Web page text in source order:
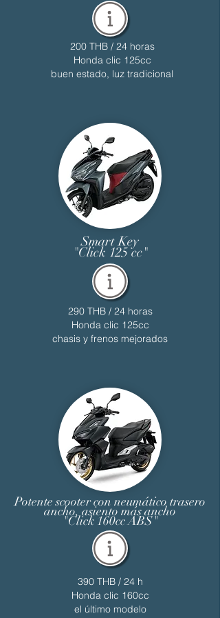
200 THB / 24 horas
Honda clic 125cc
buen estado, luz tradicional
Smart Key
"Click 125 cc"
290 THB / 24 horas
Honda clic 125cc
chasis y frenos mejorados
Potente scooter con neumático trasero
ancho, asiento más ancho
"Click 160cc ABS"
390 THB / 24 h
Honda clic 160cc
el último modelo